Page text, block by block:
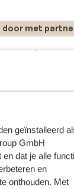
geïnstalleerd
GmbH
dat je alle
en
onthouden. Met
door met
5 okt. 2025
störande
störande